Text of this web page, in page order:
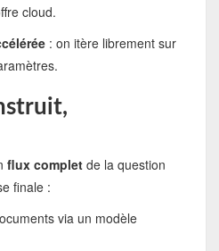
cloud.
: on itère librement sur
flux completde la question
finale :
via un modèle